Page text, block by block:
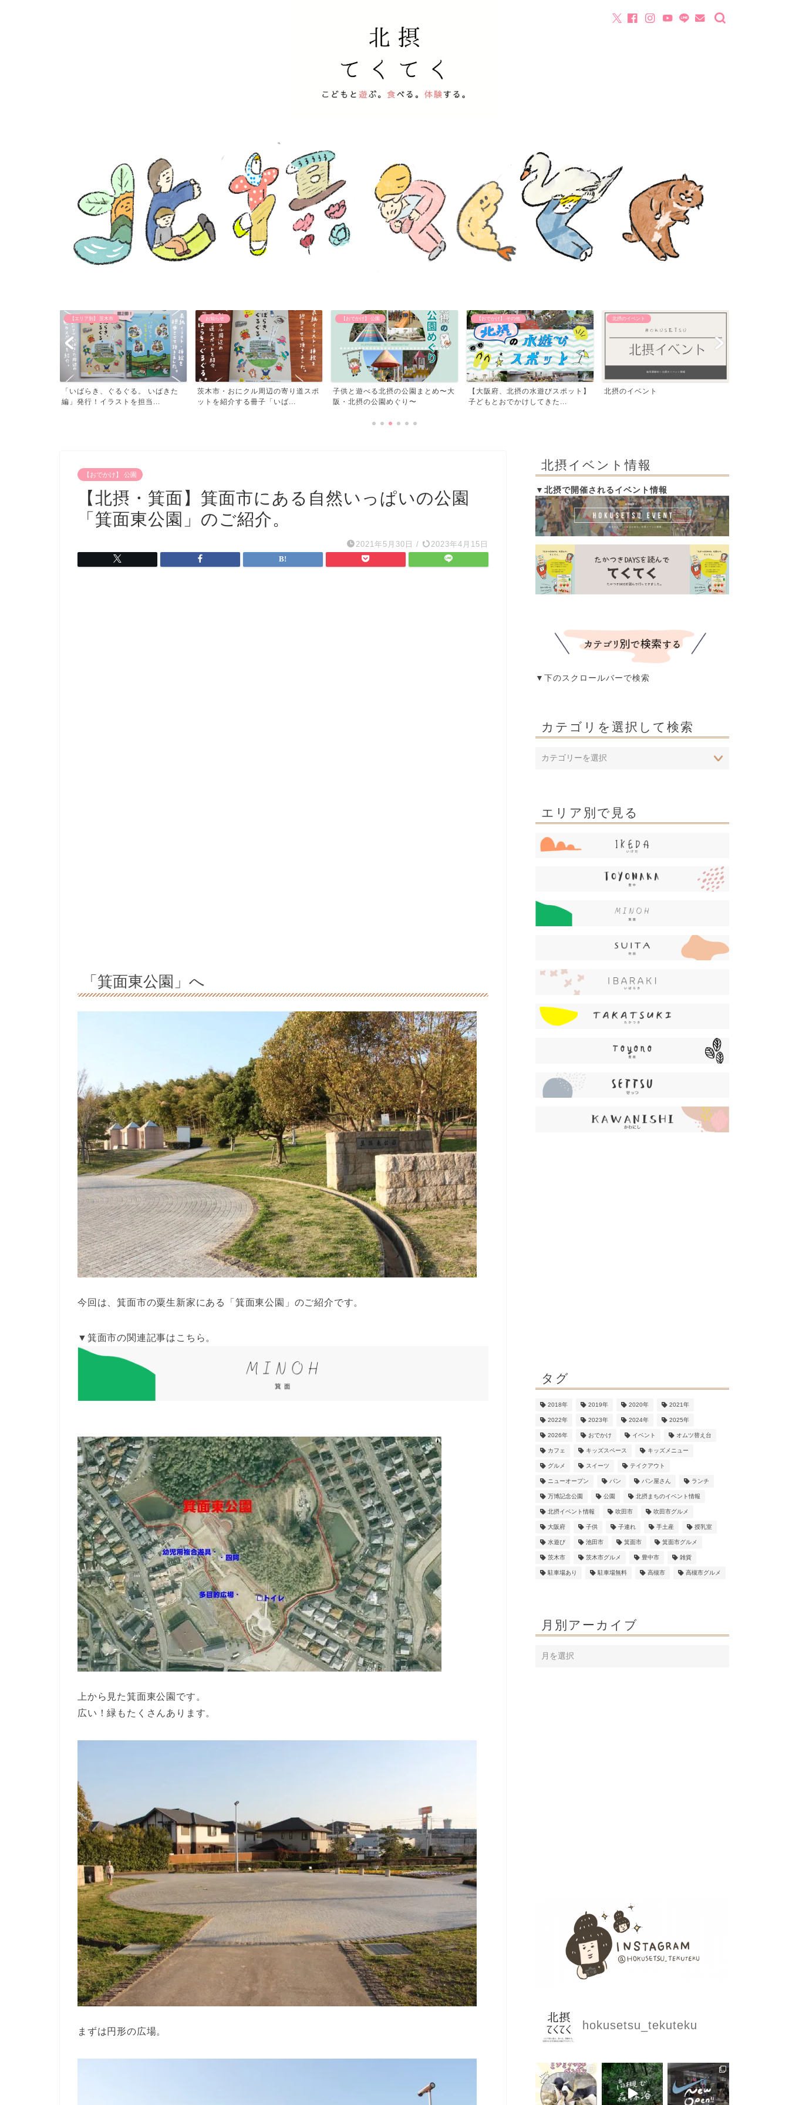
お知らせ
茨木市・おにクル周辺の寄り道スポ
ットを紹介する冊子「いば...
【おでかけ】 公園
子供と遊べる北摂の公園まとめ〜大
阪・北摂の公園めぐり〜
【おでかけ】 その他
【大阪府、北摂の水遊びスポット】
子どもとおでかけしてきた...
北摂のイベント
北摂のイベント
【おでかけ】 その他
飛行機が間近で見える！豊中つばさ
【おでかけ】 公園
【北摂・箕面】箕面市にある自然いっぱいの公園
「箕面東公園」のご紹介。
2021年5月30日 / 2023年4月15日
「箕面東公園」へ
今回は、箕面市の粟生新家にある「箕面東公園」のご紹介です。
▼箕面市の関連記事はこちら。
上から見た箕面東公園です。
広い！緑もたくさんあります。
まずは円形の広場。
北摂イベント情報
▼北摂で開催されるイベント情報
▼下のスクロールバーで検索
カテゴリを選択して検索
エリア別で見る
タグ
2018年 2019年 2020年 2021年
2022年 2023年 2024年 2025年
2026年 おでかけ イベント オムツ替え台
カフェ キッズスペース キッズメニュー
グルメ スイーツ テイクアウト
ニューオープン パン パン屋さん ランチ
万博記念公園 公園 北摂まちのイベント情報
北摂イベント情報 吹田市 吹田市グルメ
大阪府 子供 子連れ 手土産 授乳室
水遊び 池田市 箕面市 箕面市グルメ
茨木市 茨木市グルメ 豊中市 雑貨
駐車場あり 駐車場無料 高槻市 高槻市グルメ
月別アーカイブ
hokusetsu_tekuteku